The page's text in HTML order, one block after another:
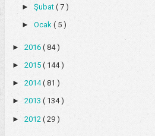
► Şubat ( 7 )
► Ocak ( 5 )
► 2016 ( 84 )
► 2015 ( 144 )
► 2014( 81 )
► 2013 ( 134 )
► 2012 ( 29 )